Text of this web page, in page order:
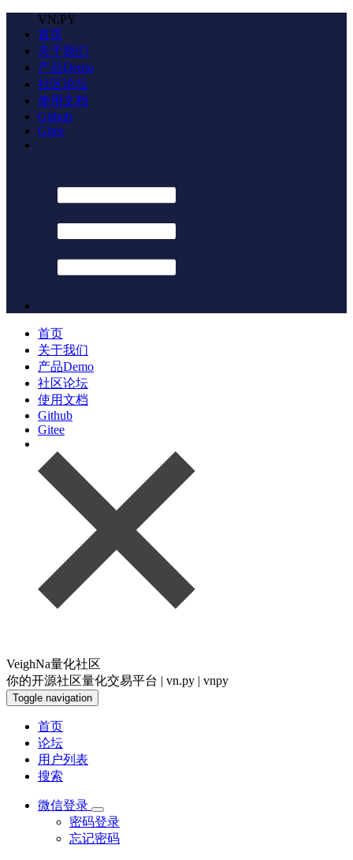
VN.PY
首页
关于我们
产品Demo
社区论坛
使用文档
Github
Gitee
首页
关于我们
产品Demo
社区论坛
使用文档
Github
Gitee
VeighNa量化社区
你的开源社区量化交易平台 | vn.py | vnpy
Toggle navigation
首页
论坛
用户列表
搜索
微信登录
密码登录
忘记密码